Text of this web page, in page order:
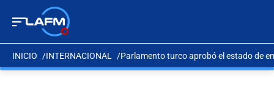
INICIO INTERNACIONAL Parlamento turco aprobó el estado de